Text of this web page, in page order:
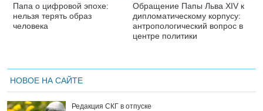
Папа о цифровой эпохе:
нельзя терять образ
человека
Обращение Папы Льва XIV к
дипломатическому корпусу:
антропологический вопрос в
центре политики
НОВОЕ НА САЙТЕ
Редакция СКГ в отпуске